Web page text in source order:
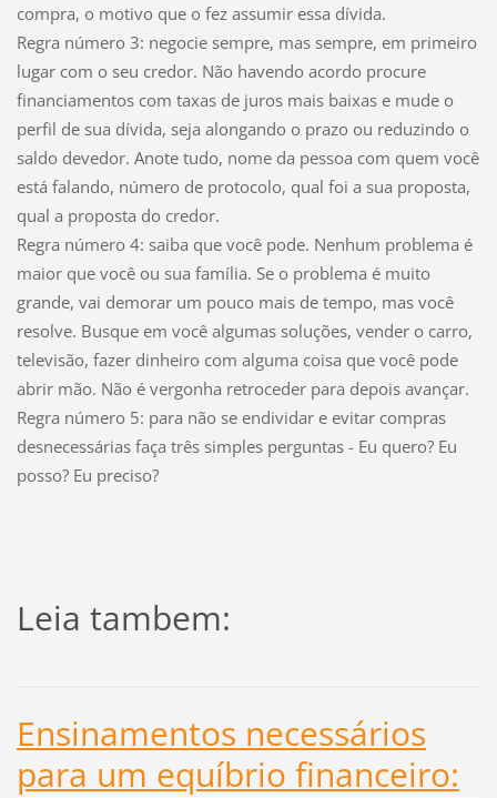
compra, o motivo que o fez assumir essa dívida.
Regra número 3: negocie sempre, mas sempre, em primeiro
lugar com o seu credor. Não havendo acordo procure
financiamentos com taxas de juros mais baixas e mude o
perfil de sua dívida, seja alongando o prazo ou reduzindo o
saldo devedor. Anote tudo, nome da pessoa com quem você
está falando, número de protocolo, qual foi a sua proposta,
qual a proposta do credor.
Regra número 4: saiba que você pode. Nenhum problema é
maior que você ou sua família. Se o problema é muito
grande, vai demorar um pouco mais de tempo, mas você
resolve. Busque em você algumas soluções, vender o carro,
televisão, fazer dinheiro com alguma coisa que você pode
abrir mão. Não é vergonha retroceder para depois avançar.
Regra número 5: para não se endividar e evitar compras
desnecessárias faça três simples perguntas - Eu quero? Eu
posso? Eu preciso?
Leia tambem:
Ensinamentos necessários
para um equíbrio financeiro: